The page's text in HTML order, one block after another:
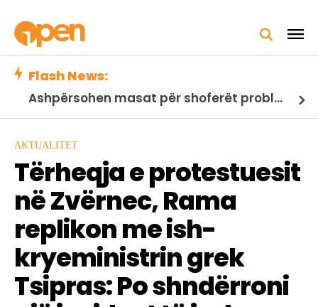
Flash News:
FOTO/ Ulja e nivelit të Danubit zbulon themelet e një ure të lashtë të Kostandinit të Madh
AKTUALITET
Tërheqja e protestuesit
në Zvërnec, Rama
replikon me ish-
kryeministrin grek
Tsipras: Po shndërroni